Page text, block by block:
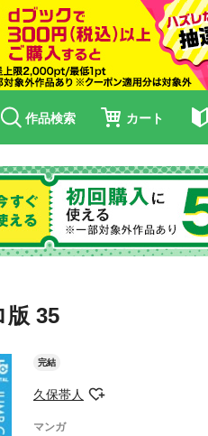
作品検索 カート
版 35
完結
久保帯人
マンガ